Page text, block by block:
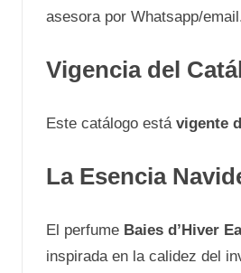
asesora por Whatsapp/
Vigencia del
Este catálogo está vigente
La Esencia
El perfume Baies d’Hiver
inspirada en la calidez del